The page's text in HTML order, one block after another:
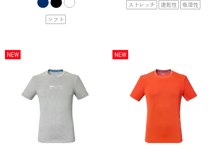
ソフト
ストレッチ 速乾性 吸湿性
NEW NEW